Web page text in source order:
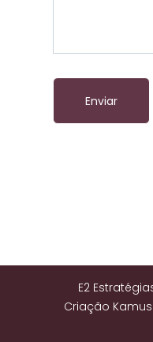
Enviar
E2
Criação Kamus